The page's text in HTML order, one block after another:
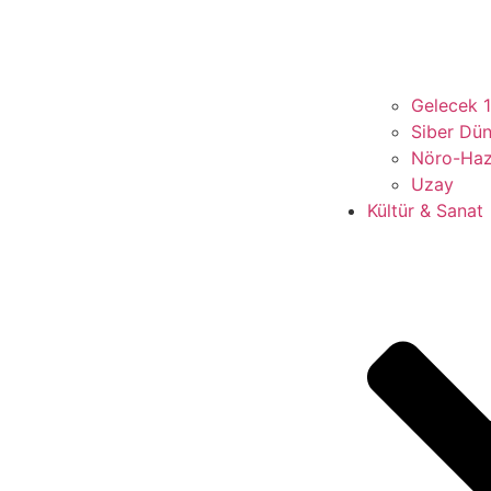
Gelecek
Siber
Nöro-Haz
Uzay
Kültür & Sanat